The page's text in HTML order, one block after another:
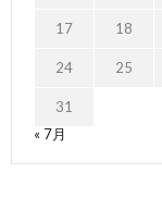
17 18
24 25
31
« 7月